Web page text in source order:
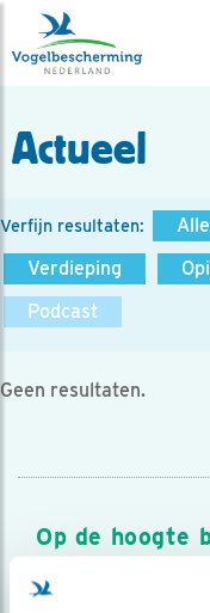
Actueel
Verfijn resultaten:
Verdieping
Podcast
Geen resultaten.
Op de hoogte
Meld je aan en
over vogels en